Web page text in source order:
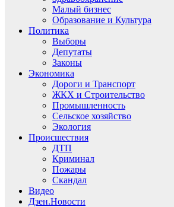
Малый бизнес
Образование и Культура
Политика
Выборы
Депутаты
Законы
Экономика
Дороги и Транспорт
ЖКХ и Строительство
Промышленность
Сельское хозяйство
Экология
Происшествия
ДТП
Криминал
Пожары
Скандал
Видео
Дзен.Новости